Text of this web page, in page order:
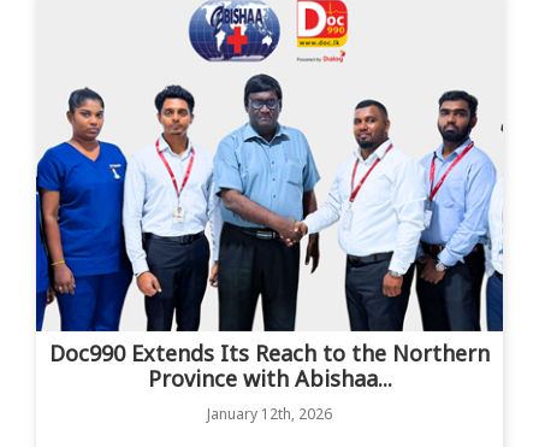
Doc990 Extends Its Reach to the Northern
Province with Abishaa...
January 12th, 2026